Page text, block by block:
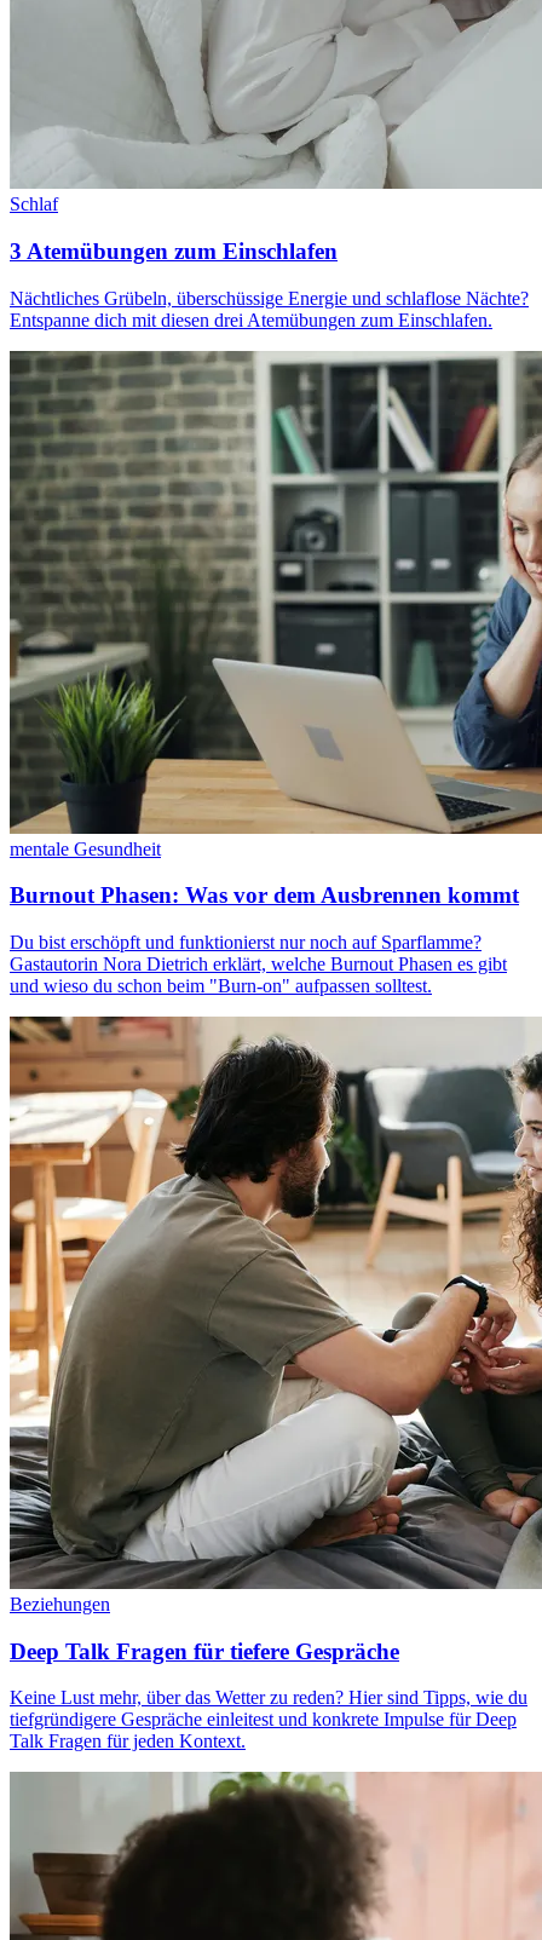
Schlaf
3 Atemübungen zum Einschlafen
Nächtliches Grübeln, überschüssige Energie und schlaflose Nächte?
Entspanne dich mit diesen drei Atemübungen zum Einschlafen.
mentale Gesundheit
Burnout Phasen: Was vor dem Ausbrennen kommt
Du bist erschöpft und funktionierst nur noch auf Sparflamme?
Gastautorin Nora Dietrich erklärt, welche Burnout Phasen es gibt
und wieso du schon beim "Burn-on" aufpassen solltest.
Beziehungen
Deep Talk Fragen für tiefere Gespräche
Keine Lust mehr, über das Wetter zu reden? Hier sind Tipps, wie du
tiefgründigere Gespräche einleitest und konkrete Impulse für Deep
Talk Fragen für jeden Kontext.